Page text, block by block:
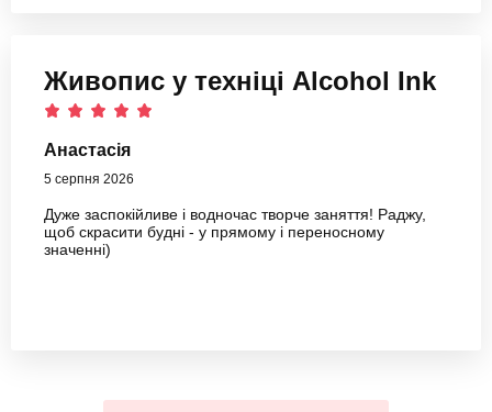
Живопис у техніці Alcohol Ink
Анастасія
5 серпня 2026
Дуже заспокійливе і водночас творче заняття! Раджу,
щоб скрасити будні - у прямому і переносному
значенні)